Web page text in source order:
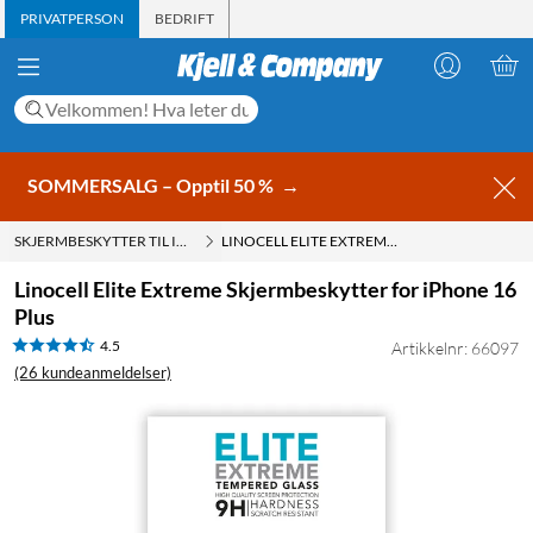
PRIVATPERSON BEDRIFT
SOMMERSALG – Opptil 50 % →
SKJERMBESKYTTER TIL IPHONE 16 PLUS LINOCELL ELITE EXTREME SKJERMBESKYTTER FOR IPHONE 16 PLUS
Linocell Elite Extreme Skjermbeskytter for iPhone 16
Plus
4.5
(26 kundeanmeldelser)
Artikkelnr: 66097